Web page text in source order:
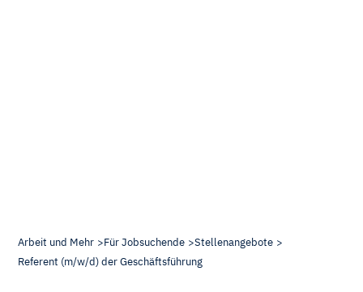
Arbeit und Mehr Für Jobsuchende
Stellenangebote
Referent (m/w/d) der Geschäftsführung